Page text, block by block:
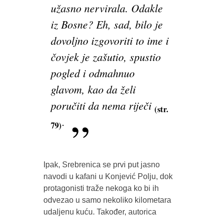
užasno nervirala. Odakle
iz Bosne? Eh, sad, bilo je
dovoljno izgovoriti to ime i
čovjek je zašutio, spustio
pogled i odmahnuo
glavom, kao da želi
poručiti da nema riječi (str.
79).
Ipak, Srebrenica se prvi put jasno
navodi u kafani u Konjević Polju, dok
protagonisti traže nekoga ko bi ih
odvezao u samo nekoliko kilometara
udaljenu kuću. Također, autorica